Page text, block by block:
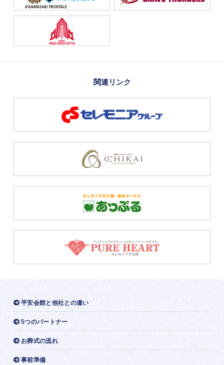
関連リンク
平安会館と他社との違い
5つのパートナー
お葬式の流れ
事前準備